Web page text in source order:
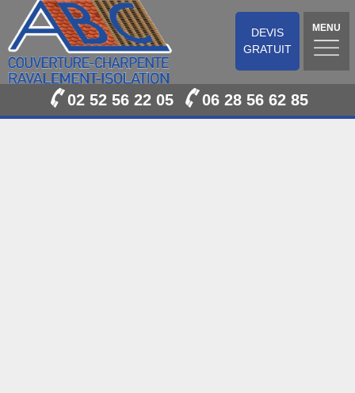
DEVIS
GRATUIT
MENU
02 52 56 22 05 06 28 56 62 85